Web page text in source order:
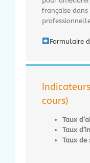
française
Formulaire
cours)
Taux
Taux
Taux de